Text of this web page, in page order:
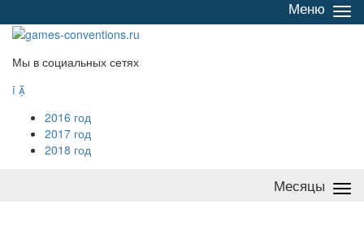
/
Меню
Мы в социальных сетях
 
2016 год
2017 год
2018 год
Месяцы